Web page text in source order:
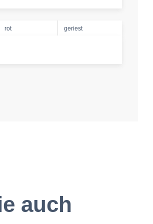
rot geriest
auch